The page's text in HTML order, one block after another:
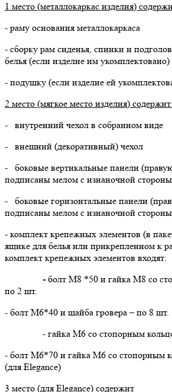
1 место (металлокаркас изделия)
- раму основания металлокаркаса
- сборку рам сиденья, спинки и
белья (если изделие им
- подушку (если изделие ей
2 место (мягкое место изделия) содержит:
- внутренний чехол в собранном виде
- внешний (декоративный) чехол
- боковые вертикальные панели
подписаны мелом с изнаночной
- боковые горизонтальные панели
подписаны мелом с изнаночной
- комплект крепежных элементов (в
ящике для белья или прикрепленном к
комплект крепежных элементов входят:
-болт М8 *50 и гайка М8 со
по 2 шт.
- болт М6*40 и шайба гровера – по 8 шт.
- гайка М6 со стопорным
- болт М6*70 и гайка М6 со стопорным
(для Elegance)
3 место (для Elegance) содержит